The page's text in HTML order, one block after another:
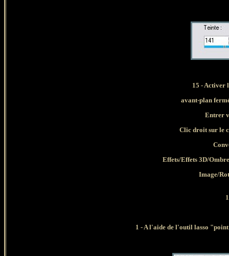
15 -Activer
avant-plan
Entrer
Clic droit sur le
Effets/Effets 3D/
Image/
1 - A l'aide de l'outil lasso